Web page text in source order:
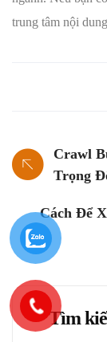
trung tâm nội
Crawl
Trọng
Cách Để
Tìm